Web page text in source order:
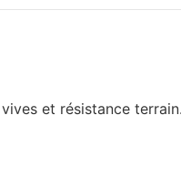
et résistance